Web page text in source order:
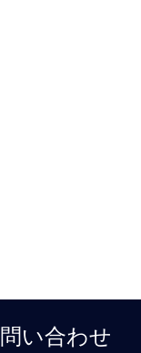
問い合わせ